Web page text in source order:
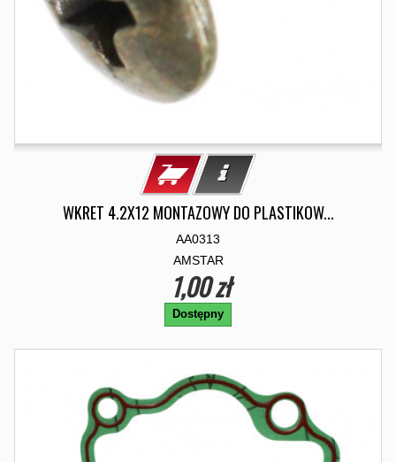
WKRET 4.2X12 MONTAZOWY DO PLASTIKOW...
AA0313
AMSTAR
1,00 zł
Dostępny